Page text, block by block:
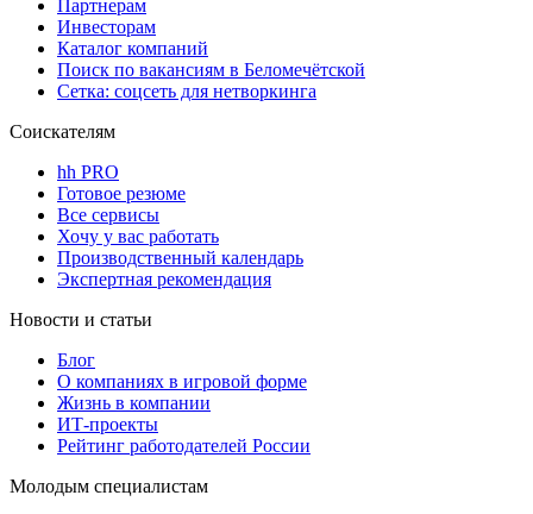
Партнерам
Инвесторам
Каталог компаний
Поиск по вакансиям в Беломечётской
Сетка: соцсеть для нетворкинга
Соискателям
hh PRO
Готовое резюме
Все сервисы
Хочу у вас работать
Производственный календарь
Экспертная рекомендация
Новости и статьи
Блог
О компаниях в игровой форме
Жизнь в компании
ИТ-проекты
Рейтинг работодателей России
Молодым специалистам